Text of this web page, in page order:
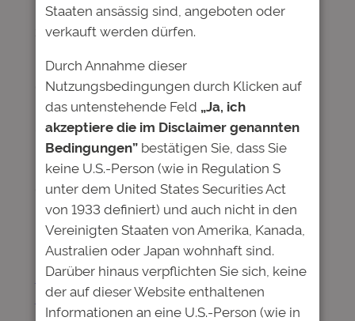
Nachwuchsakademikern. Bei Studienfonds
ziehen alle Beteiligten an einem Strang:
– Studenten, die Interesse an ihrem
erfolgreichen Werdegang haben.
– Investoren, die das als attraktives und
sinnvolles Investment sehen.
– Und die Deutsche Bildung als
Fondsmanager, die Auswahl und Betreuung
der geförderten Talente organisiert.
Die aktuelle Anleihe der Deutschen Bildung
kann derzeit gezeichnet werden.
Lesen Sie das komplette Interview in der
Börse am Sonntag.
Staaten ansässig sind, angeboten oder
verkauft werden dürfen.
Durch Annahme dieser
Nutzungsbedingungen durch Klicken auf
das untenstehende Feld „Ja, ich
akzeptiere die im Disclaimer genannten
Bedingungen” bestätigen Sie, dass Sie
keine U.S.-Person (wie in Regulation S
unter dem United States Securities Act
von 1933 definiert) und auch nicht in den
Vereinigten Staaten von Amerika, Kanada,
Australien oder Japan wohnhaft sind.
Darüber hinaus verpflichten Sie sich, keine
der auf dieser Website enthaltenen
Informationen an eine U.S.-Person (wie in